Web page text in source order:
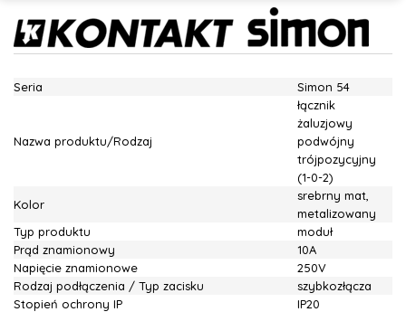
Seria Simon 54
Nazwa produktu/Rodzaj
łącznik
żaluzjowy
podwójny
trójpozycyjny
(1-0-2)
Kolor
srebrny mat,
metalizowany
Typ produktu
moduł
Prąd znamionowy
10A
Napięcie znamionowe
250V
Rodzaj podłączenia / Typ zacisku
szybkozłącza
Stopień ochrony IP
IP20